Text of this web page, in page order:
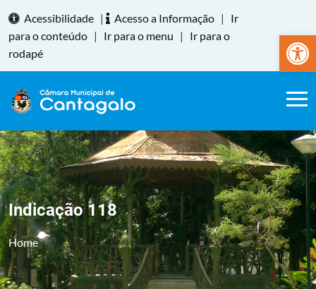
Abrir
Acessibilidade | Acesso a Informação |
Ir
para o conteúdo | Ir para o menu |
Ir para o
rodapé
Indicação 118
Home